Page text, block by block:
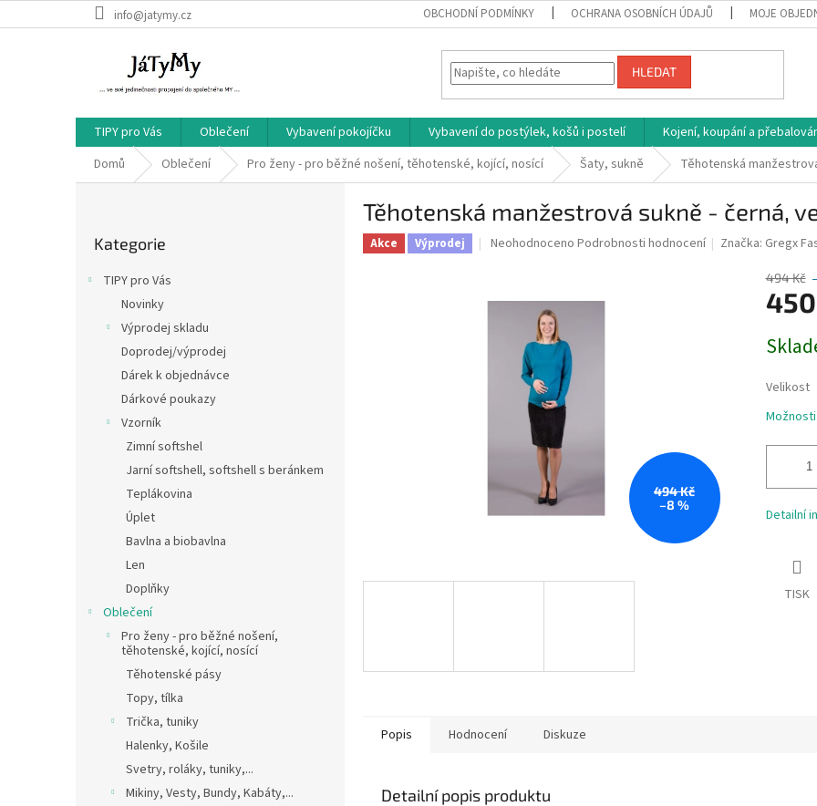
na
info@jatymy.cz OBCHODNÍ PODMÍNKY OCHRANA OSOBNÍCH ÚDAJŮ MOJE
HLEDAT
TIPY pro Vás Oblečení Vybavení pokojíčku Vybavení do postýlek, košů i postelí Kojení, koupání a
Domů
Oblečení Pro ženy - pro běžné nošení, těhotenské, kojící, nosící Šaty, sukně Těhotenská
kategorie
Kategorie
TIPY pro Vás
Novinky
Výprodej skladu
Doprodej/výprodej
Dárek k objednávce
Dárkové poukazy
Vzorník
Zimní softshel
Jarní softshell, softshell s beránkem
Teplákovina
Úplet
Bavlna a biobavlna
Len
Doplňky
Oblečení
Pro ženy - pro běžné nošení,
těhotenské, kojící, nosící
Těhotenské pásy
Topy, tílka
Trička, tuniky
Halenky, Košile
Svetry, roláky, tuniky,...
Mikiny, Vesty, Bundy, Kabáty,...
Těhotenská manžestrová sukně - černá,
Akce Výprodej
Průměrné
hvězdiček.
Neohodnoceno Podrobnosti hodnocení Značka: Gregx
494 Kč
–8 %
494 Kč
cena:
Velikost
Detailní
TISK
Popis Hodnocení Diskuze
Detailní popis produktu